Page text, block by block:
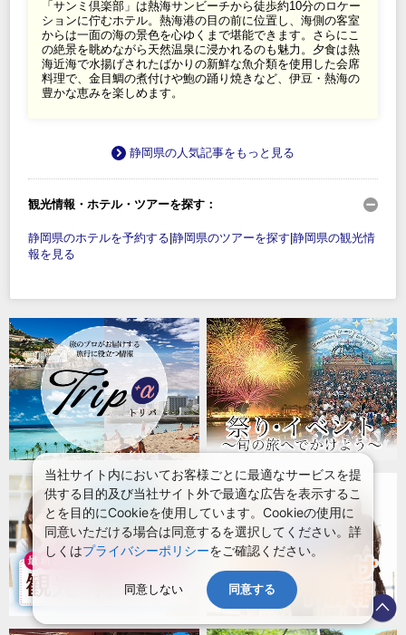
「サンミ倶楽部」は熱海サンビーチから徒歩約10分のロケー
ションに佇むホテル。熱海港の目の前に位置し、海側の客室
からは一面の海の景色を心ゆくまで堪能できます。さらにこ
の絶景を眺めながら天然温泉に浸かれるのも魅力。夕食は熱
海近海で水揚げされたばかりの新鮮な魚介類を使用した会席
料理で、金目鯛の煮付けや鮑の踊り焼きなど、伊豆・熱海の
豊かな恵みを楽しめます。
静岡県の人気記事をもっと見る
観光情報・ホテル・ツアーを探す：
静岡県のホテルを予約する 静岡県のツアーを探す 静岡県の観光情
報を見る
当社サイト内においてお客様ごとに最適なサービスを提
供する目的及び当社サイト外で最適な広告を表示するこ
とを目的にCookieを使用しています。Cookieの使用に
同意いただける場合は同意するを選択してください。詳
しくはプライバシーポリシーをご確認ください。
同意しない 同意する